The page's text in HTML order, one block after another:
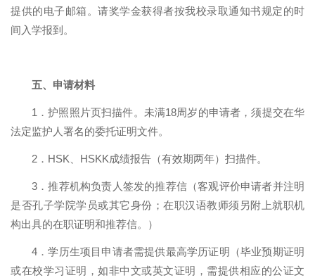
提供的电子邮箱。请奖学金获得者按我校录取通知书规定的时
间入学报到。
五、申请材料
1 ．护照照片页扫描件。未满18周岁的申请者，须提交在华
法定监护人署名的委托证明文件。
2 ． HSK HSKK成绩报告（有效期两年）扫描件。
3 ．推荐机构负责人签发的推荐信（客观评价申请者并注明
是否孔子学院学员或其它身份；在职汉语教师须另附上就职机
构出具的在职证明和推荐信。）
4 ．学历生项目申请者需提供最高学历证明（毕业预期证明
或在校学习证明，如非中文或英文证明，需提供相应的公证文